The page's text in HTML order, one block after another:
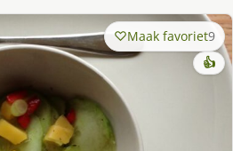
Maak favoriet9
👍